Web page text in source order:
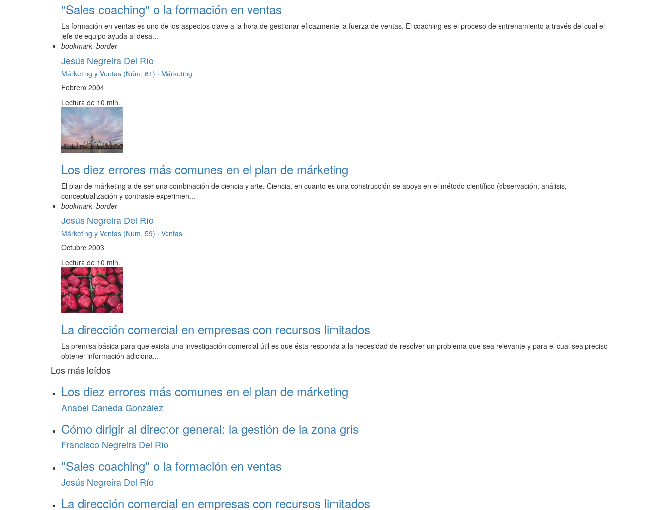
"Sales coaching" o la formación en ventas
La formación en ventas es uno de los aspectos clave a la hora de gestionar eficazmente la fuerza de ventas. El coaching es el proceso de entrenamiento a través del cual el
jefe de equipo ayuda al desa...
bookmark_border
Jesús Negreira Del Río
Márketing y Ventas (Núm. 61) · Márketing
Febrero 2004
Lectura de 10 min.
Los diez errores más comunes en el plan de márketing
El plan de márketing a de ser una combinación de ciencia y arte. Ciencia, en cuanto es una construcción se apoya en el método científico (observación, análisis,
conceptualización y contraste experimen...
bookmark_border
Jesús Negreira Del Río
Márketing y Ventas (Núm. 59) · Ventas
Octubre 2003
Lectura de 10 min.
La dirección comercial en empresas con recursos limitados
La premisa básica para que exista una investigación comercial útil es que ésta responda a la necesidad de resolver un problema que sea relevante y para el cual sea preciso
obtener información adiciona...
Los más leídos
Los diez errores más comunes en el plan de márketing
Anabel Caneda González
Cómo dirigir al director general: la gestión de la zona gris
Francisco Negreira Del Río
"Sales coaching" o la formación en ventas
Jesús Negreira Del Río
La dirección comercial en empresas con recursos limitados